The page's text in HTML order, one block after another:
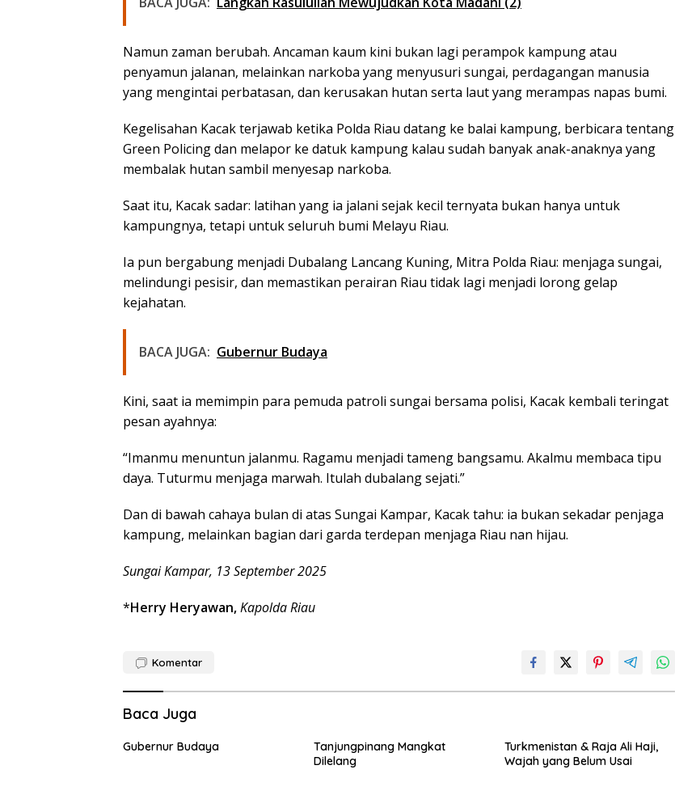
Namun zaman berubah. Ancaman kaum kini bukan lagi perampok kampung atau
penyamun jalanan, melainkan narkoba yang menyusuri sungai, perdagangan manusia
yang mengintai perbatasan, dan kerusakan hutan serta laut yang merampas napas bumi.
Kegelisahan Kacak terjawab ketika Polda Riau datang ke balai kampung, berbicara tentang
Green Policing dan melapor ke datuk kampung kalau sudah banyak anak-anaknya yang
membalak hutan sambil menyesap narkoba.
Saat itu, Kacak sadar: latihan yang ia jalani sejak kecil ternyata bukan hanya untuk
kampungnya, tetapi untuk seluruh bumi Melayu Riau.
Ia pun bergabung menjadi Dubalang Lancang Kuning, Mitra Polda Riau: menjaga sungai,
melindungi pesisir, dan memastikan perairan Riau tidak lagi menjadi lorong gelap
kejahatan.
BACA JUGA: Gubernur Budaya
Kini, saat ia memimpin para pemuda patroli sungai bersama polisi, Kacak kembali teringat
pesan ayahnya:
“Imanmu menuntun jalanmu. Ragamu menjadi tameng bangsamu. Akalmu membaca tipu
daya. Tuturmu menjaga marwah. Itulah dubalang sejati.”
Dan di bawah cahaya bulan di atas Sungai Kampar, Kacak tahu: ia bukan sekadar penjaga
kampung, melainkan bagian dari garda terdepan menjaga Riau nan hijau.
Sungai Kampar, 13 September 2025
*Herry Heryawan,Kapolda Riau
Komentar
Baca Juga
Gubernur Budaya
Tanjungpinang Mangkat
Dilelang
Turkmenistan & Raja Ali Haji,
Wajah yang Belum Usai